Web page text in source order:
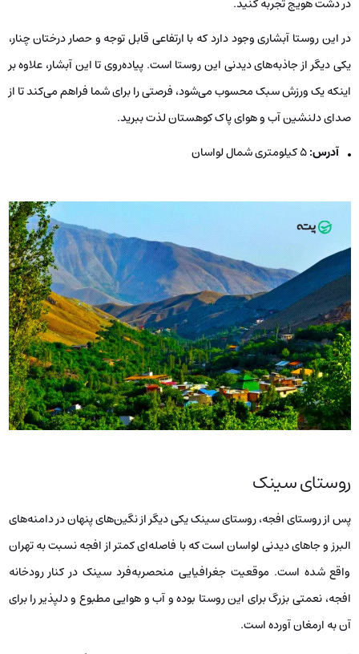
در دشت هویج تجربه کنید.
در این روستا آبشاری وجود دارد که با ارتفاعی قابل توجه و حصار درختان چنار،
یکی دیگر از جاذبه‌های دیدنی این روستا است. پیاده‌روی تا این آبشار، علاوه بر
اینکه یک ورزش سبک محسوب می‌شود، فرصتی را برای شما فراهم می‌کند تا از
صدای دلنشین آب و هوای پاک کوهستان لذت ببرید.
آدرس:5 کیلومتری شمال لواسان
روستای سینک
پس از روستای افجه، روستای سینک یکی دیگر از نگین‌های پنهان در دامنه‌های
البرز و جاهای دیدنی لواسان است که با فاصله‌ای کمتر از افجه نسبت به تهران
واقع شده است. موقعیت جغرافیایی منحصربه‌فرد سینک در کنار رودخانه
افجه، نعمتی بزرگ برای این روستا بوده و آب و هوایی مطبوع و دلپذیر را برای
آن به ارمغان آورده است.